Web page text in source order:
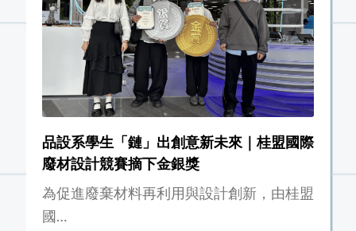
品設系學生「鏈」出創意新未來｜桂盟國際
廢材設計競賽摘下金銀獎
為促進廢棄材料再利用與設計創新，由桂盟
國…